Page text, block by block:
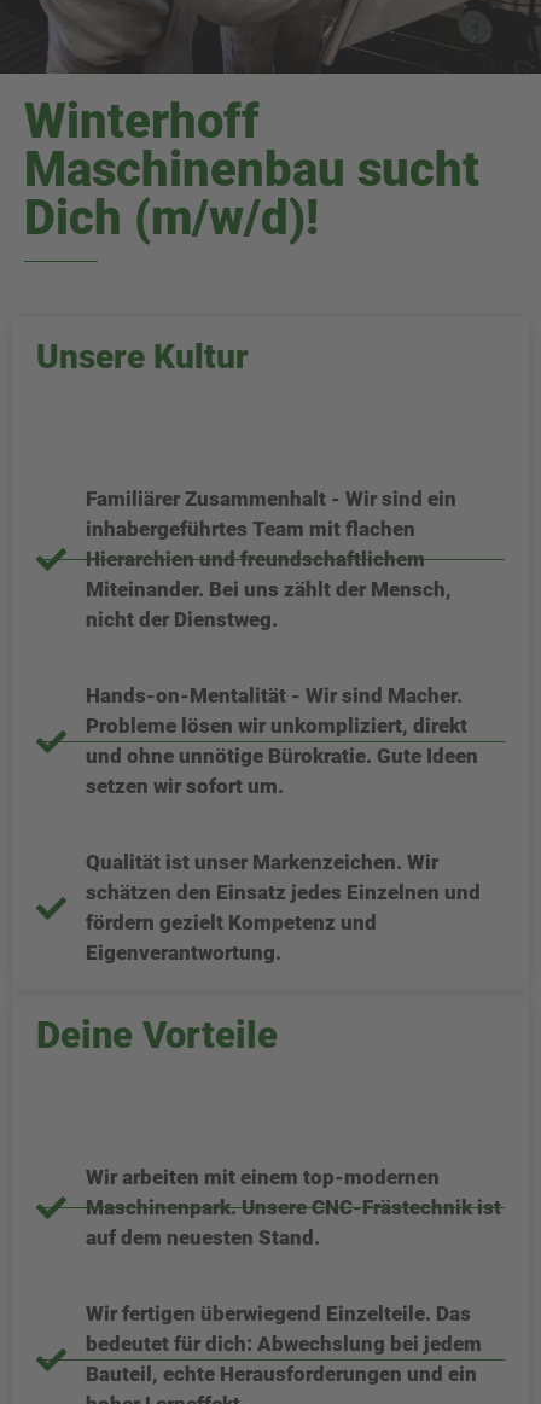
Winterhoff
Maschinenbau sucht
Dich (m/w/d)!
Unsere Kultur
Familiärer Zusammenhalt - Wir sind ein
inhabergeführtes Team mit flachen
Hierarchien und freundschaftlichem
Miteinander. Bei uns zählt der Mensch,
nicht der Dienstweg.
Hands-on-Mentalität - Wir sind Macher.
Probleme lösen wir unkompliziert, direkt
und ohne unnötige Bürokratie. Gute Ideen
setzen wir sofort um.
Qualität ist unser Markenzeichen. Wir
schätzen den Einsatz jedes Einzelnen und
fördern gezielt Kompetenz und
Eigenverantwortung.
Deine Vorteile
Wir arbeiten mit einem top-modernen
Maschinenpark. Unsere CNC-Frästechnik ist
auf dem neuesten Stand.
Wir fertigen überwiegend Einzelteile. Das
bedeutet für dich: Abwechslung bei jedem
Bauteil, echte Herausforderungen und ein